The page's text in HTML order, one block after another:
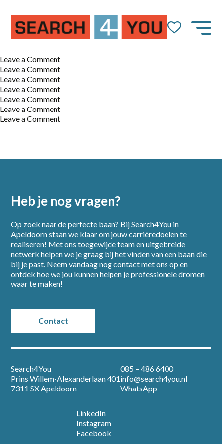
Home
Partners
Nieuws
Contact
Open sollicitatie
Leave a Commenton
Bedrijfsbeveiliger
Leave a Commenton
Magazijnmedewerker
Leave a Commenton
Productiemedewerker
Leave a Commenton
Logistiek
medewerker
Leave a Commenton
Productie
medewerker
Leave a Commenton
Machine
Leave a Commenton
Heb je nog vragen?
Op zoek naar de perfecte baan? Bij Search4You in
Apeldoorn staan we klaar om jouw carrièredoelen te
realiseren! Met ons toegewijde team en uitgebreide
netwerk helpen we je graag bij het vinden van een baan die
bij je past. Neem vandaag nog contact met ons op en
ontdek hoe we jou kunnen helpen je professionele dromen
waar te maken!
Contact
Search4You
Prins Willem-Alexanderlaan 401
7311 SX Apeldoorn
085 – 486 6400
info@search4you.nl
WhatsApp
LinkedIn
Instagram
Facebook